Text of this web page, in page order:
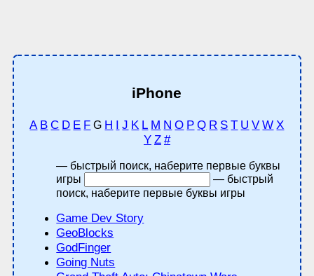
iPhone
A B C D E F G H I J K L M N O P Q R S T U V W X
Y Z #
— быстрый поиск, наберите первые буквы
игры
— быстрый
поиск, наберите первые буквы игры
Game Dev Story
GeoBlocks
GodFinger
Going Nuts